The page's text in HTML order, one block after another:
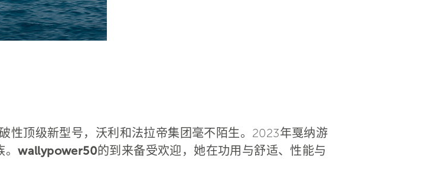
性顶级新型号，沃利和法拉帝集团毫不陌生。2023年戛纳游
。wallypower50的到来备受欢迎，她在功用与舒适、性能与